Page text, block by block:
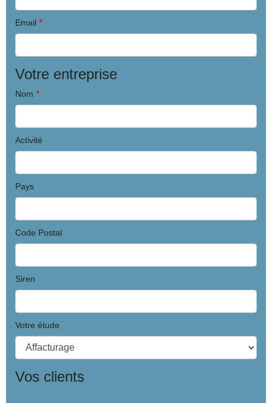
Email *
Votre entreprise
Nom *
Activité
Pays
Code Postal
Siren
Votre étude
Vos clients